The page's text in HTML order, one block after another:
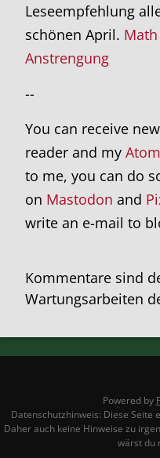
Leseempfehlung
schönen April.
Anstrengung
--
You can receive
reader and my
to me, you can do
on Mastodon and
write an e-mail to
Kommentare sind
Wartungsarbeiten
Powered by
Datenschutzhinweis: Diese Seite
Daher auch keine Hinweise zu
wärst du